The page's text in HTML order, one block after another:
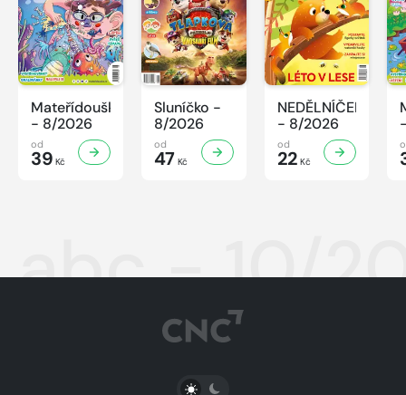
Mateřídouška
- 8/2026
od
39 Kč
Sluníčko -
8/2026
od
47 Kč
NEDĚLNÍČEK
- 8/2026
od
22 Kč
abc - 10/
PŘEPNOUT SVĚTLÝ/TMAVÝ REŽIM